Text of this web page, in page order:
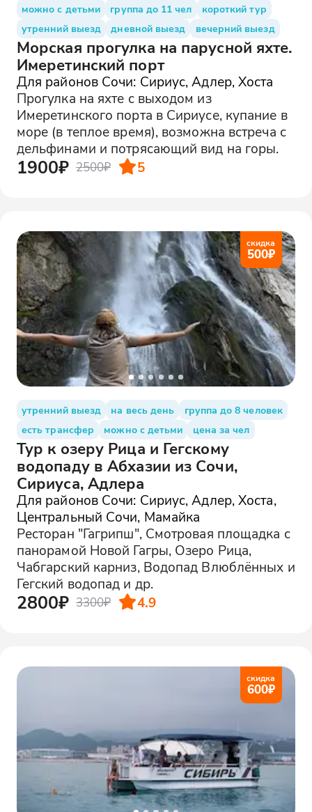
можно с детьми группа до 11 чел
короткий тур
утренний выезд
дневной выезд вечерний выезд
Морская прогулка на парусной яхте.
Имеретинский порт
Для районов Сочи: Сириус, Адлер, Хоста
Прогулка на яхте с выходом из
Имеретинского порта в Сириусе, купание в
море (в теплое время), возможна встреча с
дельфинами и потрясающий вид на горы.
1900₽ 2500₽ 5
скидка
500₽
утренний выезд на весь день
группа до 8 человек
есть трансфер
можно с детьми цена за чел
Тур к озеру Рица и Гегскому
водопаду в Абхазии из Сочи,
Сириуса, Адлера
Для районов Сочи: Сириус, Адлер, Хоста,
Центральный Сочи, Мамайка
Ресторан "Гагрипш", Смотровая площадка с
панорамой Новой Гагры, Озеро Рица,
Чабгарский карниз, Водопад Влюблённых и
Гегский водопад и др.
2800₽ 3300₽ 4.9
скидка
600₽